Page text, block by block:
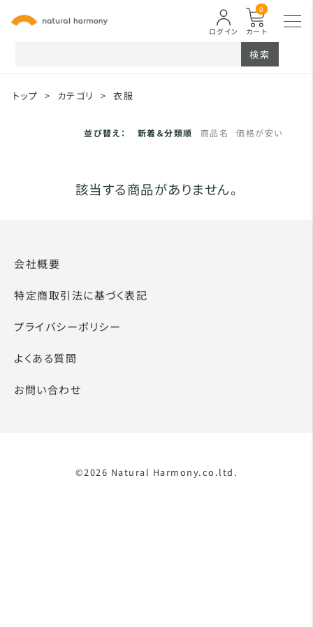
カート
0
ログイン
検索
トップ > カテゴリ > 衣服
並び替え： 新着＆分類順 商品名 価格が安い
該当する商品がありません。
会社概要
特定商取引法に基づく表記
プライバシーポリシー
よくある質問
お問い合わせ
©2026 Natural Harmony.co.ltd.